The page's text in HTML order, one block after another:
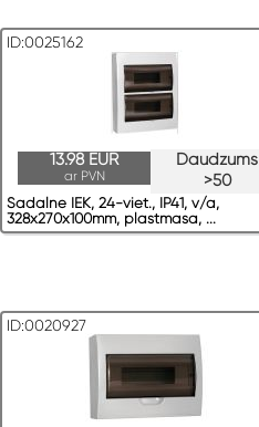
ID:0025162
Daudzums
>50
13.98 EUR
ar PVN
Sadalne IEK, 24-viet., IP41, v/a,
328x270x100mm, plastmasa, ...
ID:0020927